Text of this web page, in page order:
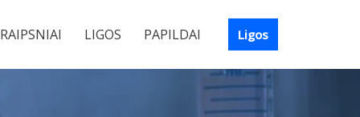
LIGOS PAPILDAI Ligos